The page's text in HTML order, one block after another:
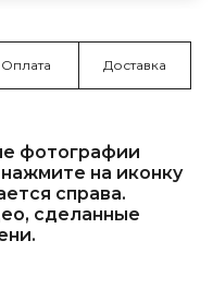
Оплата Доставка
фотографии
на иконку
справа.
сделанные